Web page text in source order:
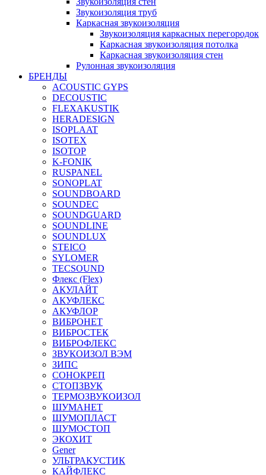
Звукоизоляция труб
Каркасная звукоизоляция
Звукоизоляция каркасных перегородок
Каркасная звукоизоляция потолка
Каркасная звукоизоляция стен
Рулонная звукоизоляция
БРЕНДЫ
ACOUSTIC GYPS
DECOUSTIC
FLEXAKUSTIK
HERADESIGN
ISOPLAAT
ISOTEX
ISOTOP
K-FONIK
RUSPANEL
SONOPLAT
SOUNDBOARD
SOUNDEC
SOUNDGUARD
SOUNDLINE
SOUNDLUX
STEICO
SYLOMER
TECSOUND
Флекс (Flex)
АКУЛАЙТ
АКУФЛЕКС
АКУФЛОР
ВИБРОНЕТ
ВИБРОСТЕК
ВИБРОФЛЕКС
ЗВУКОИЗОЛ ВЭМ
ЗИПС
СОНОКРЕП
СТОПЗВУК
ТЕРМОЗВУКОИЗОЛ
ШУМАНЕТ
ШУМОПЛАСТ
ШУМОСТОП
ЭКОХИТ
Gener
УЛЬТРАКУСТИК
КАЙФЛЕКС